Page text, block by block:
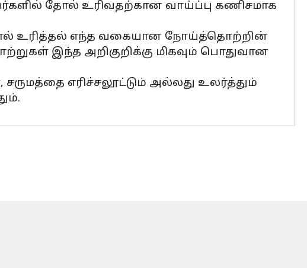
தோல் உரிவதற்கான வாய்ப்பு கணிசமாக
உரித்தல் எந்த வகையான நோய்த்தொற்றின்
இந்த அறிகுறிக்கு மிகவும் பொதுவான
எரிச்சலூட்டும் அல்லது உலர்த்தும்